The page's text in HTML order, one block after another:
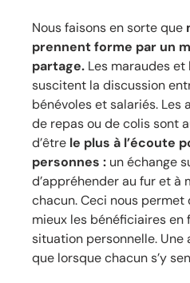
Nous faisons en sorte que
prennent forme par un
partage. Les maraudes et
suscitent la discussion
bénévoles et salariés.
de repas ou de colis sont
d’être le plus à l’écoute
personnes : un échange
d’appréhender au fur et à
chacun. Ceci nous permet
mieux les bénéficiaires en
situation personnelle. Une
que lorsque chacun s’y